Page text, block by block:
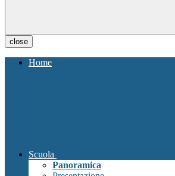
close
Home
Scuola
Panoramica